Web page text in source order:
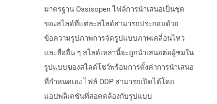
มาตรฐาน Oasisopen ไฟล์การนำเสนอเป็นชุด
ของสไลด์ที่แต่ละสไลด์สามารถประกอบด้วย
ข้อความรูปภาพการจัดรูปแบบภาพเคลื่อนไหว
และสื่ออื่น ๆ สไลด์เหล่านี้จะถูกนำเสนอต่อผู้ชมใน
รูปแบบของสไลด์โชว์พร้อมการตั้งค่าการนำเสนอ
ที่กำหนดเอง ไฟล์ ODP สามารถเปิดได้โดย
แอปพลิเคชันที่สอดคล้องกับรูปแบบ